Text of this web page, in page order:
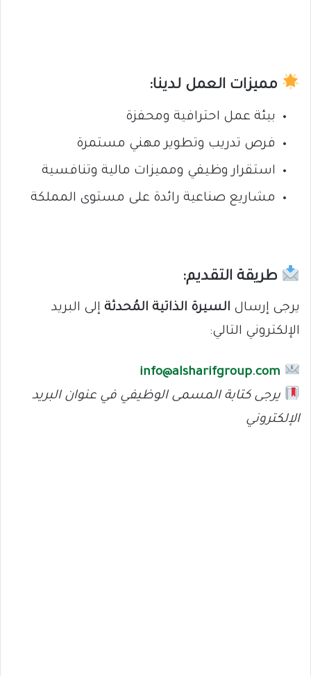
مميزات العمل لدينا:
بيئة عمل احترافية ومحفزة
فرص تدريب وتطوير مهني مستمرة
استقرار وظيفي ومميزات مالية وتنافسية
مشاريع صناعية رائدة على مستوى المملكة
طريقة التقديم:
يرجى إرسال السيرة الذاتية المُحدثة إلى البريد
الإلكتروني التالي:
info@alsharifgroup.com
يرجى كتابة المسمى الوظيفي في عنوان البريد
الإلكتروني